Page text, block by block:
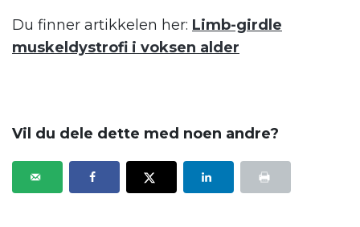
Du finner artikkelen her: Limb-girdle
muskeldystrofi i voksen alder
Vil du dele dette med noen andre?